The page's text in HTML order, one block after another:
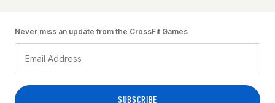
Never miss an update from the CrossFit Games